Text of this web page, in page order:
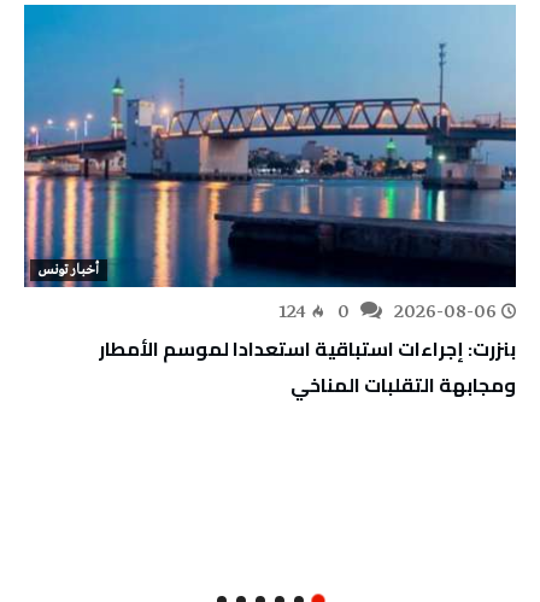
أخبار تونس
2026-08-06
124
بنزرت: إجراءات استباقية استعدادا لموسم الأمطار
ومجابهة التقلبات المناخي